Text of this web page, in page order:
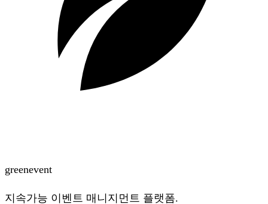
greenevent
지속가능 이벤트 매니지먼트 플랫폼.